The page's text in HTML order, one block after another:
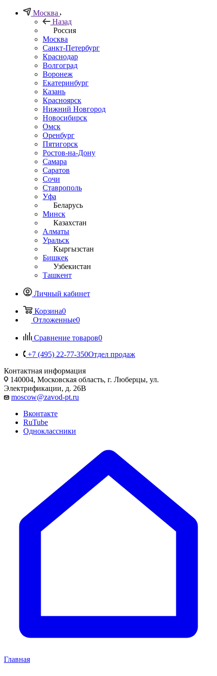
Москва
Назад
Россия
Москва
Санкт-Петербург
Краснодар
Волгоград
Воронеж
Екатеринбург
Казань
Красноярск
Нижний Новгород
Новосибирск
Омск
Оренбург
Пятигорск
Ростов-на-Дону
Самара
Саратов
Сочи
Ставрополь
Уфа
Беларусь
Минск
Казахстан
Алматы
Уральск
Кыргызстан
Бишкек
Узбекистан
Ташкент
Личный кабинет
Корзина0
Отложенные0
Сравнение товаров0
+7 (495) 22-77-350Отдел продаж
Контактная информация
140004, Московская область, г. Люберцы, ул.
Электрификации, д. 26В
moscow@zavod-pt.ru
Вконтакте
RuTube
Одноклассники
Главная